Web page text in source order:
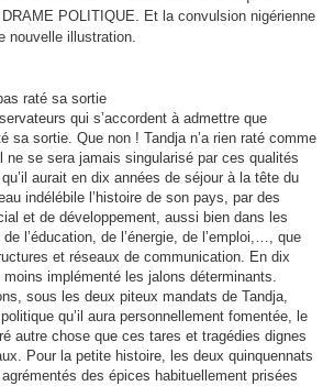
POLITIQUE. Et la convulsion nigérienne
nouvelle illustration.
raté sa sortie
qui s’accordent à admettre que
sa sortie. Que non ! Tandja n’a rien raté comme
ne se sera jamais singularisé par ces qualités
aurait en dix années de séjour à la tête du
indélébile l’histoire de son pays, par des
et de développement, aussi bien dans les
l’éducation, de l’énergie, de l’emploi,…, que
et réseaux de communication. En dix
implémenté les jalons déterminants.
sous les deux piteux mandats de Tandja,
qu’il aura personnellement fomentée, le
autre chose que ces tares et tragédies dignes
Pour la petite histoire, les deux quinquennats
des épices habituellement prisées